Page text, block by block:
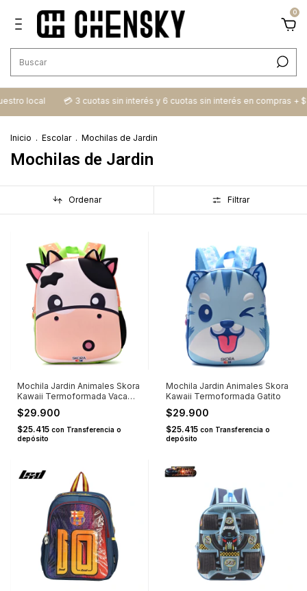
0
💳​ 3 cuotas sin interés y 6 cuotas sin interés en compras +
Inicio . Escolar . Mochilas de Jardin
Mochilas de Jardin
Ordenar Filtrar
Mochila Jardin Animales Skora
Kawaii Termoformada Vaca
MUUU
$29.900
$25.415 con Transferencia o
depósito
Mochila Jardin Animales Skora
Kawaii Termoformada Gatito
$29.900
$25.415 con Transferencia o
depósito